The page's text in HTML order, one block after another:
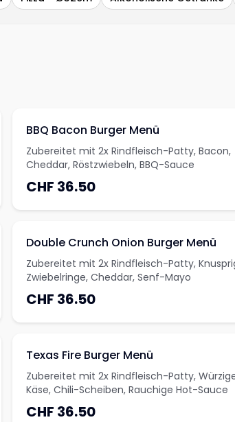
BBQ Bacon Burger Menü
Zubereitet mit 2x Rindfleisch-Patty, Bacon,
Cheddar, Röstzwiebeln, BBQ-Sauce
CHF 36.50
Double Crunch Onion Burger Menü
Zubereitet mit 2x Rindfleisch-Patty,
Zwiebelringe, Cheddar, Senf-Mayo
CHF 36.50
Texas Fire Burger Menü
Zubereitet mit 2x Rindfleisch-Patty,
Käse, Chili-Scheiben, Rauchige Hot-Sauce
CHF 36.50